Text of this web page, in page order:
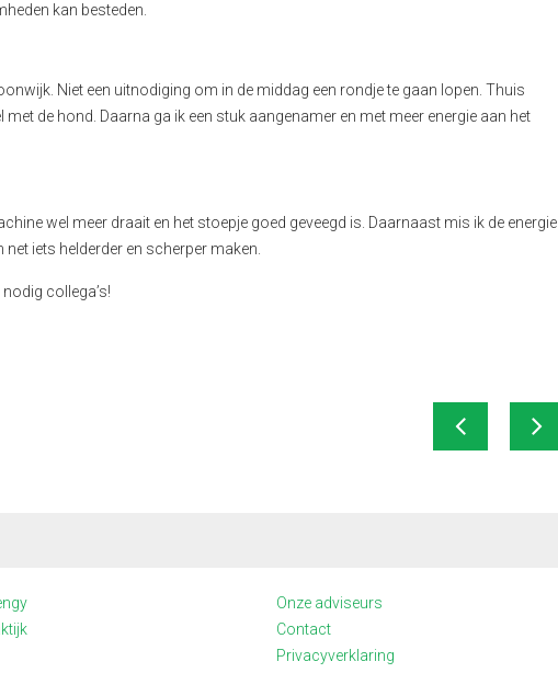
kan besteden.
Niet een uitnodiging om in de middag een rondje te gaan lopen. Thuis
de hond. Daarna ga ik een stuk aangenamer en met meer energie aan het
wel meer draait en het stoepje goed geveegd is. Daarnaast mis ik de energie
iets helderder en scherper maken.
collega’s!
Onze adviseurs
Contact
Privacyverklaring